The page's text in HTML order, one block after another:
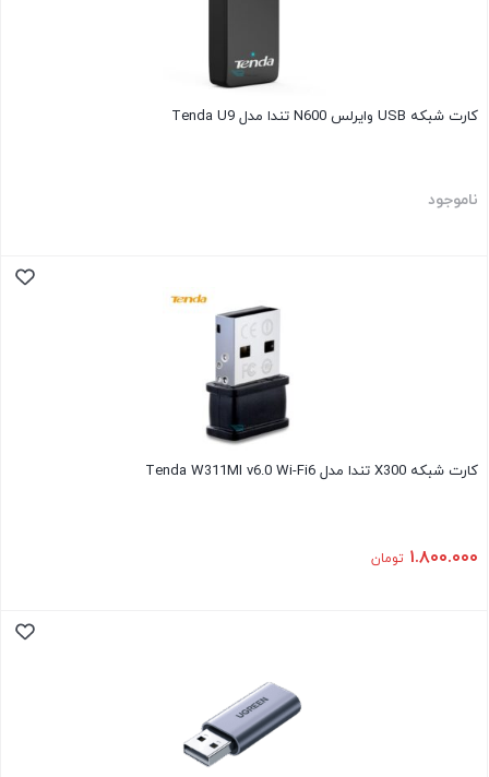
کارت شبکه USB وایرلس N600 تندا مدل Tenda U9
ناموجود
کارت شبکه X300 تندا مدل Tenda W311MI v6.0 Wi-Fi6
۱.۸۰۰.۰۰۰ تومان